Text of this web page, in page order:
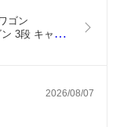
ゴン
3段 キャス
2026/08/07